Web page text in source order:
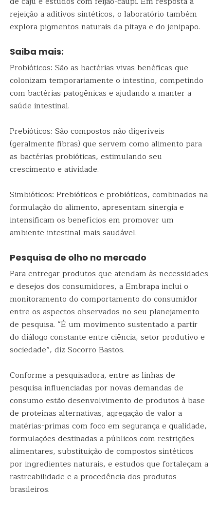
rejeição a aditivos sintéticos, o laboratório também
explora pigmentos naturais da pitaya e do jenipapo.
Saiba mais:
Probióticos: São as bactérias vivas benéficas que
colonizam temporariamente o intestino, competindo
com bactérias patogênicas e ajudando a manter a
saúde intestinal.
Prebióticos: São compostos não digeríveis
(geralmente fibras) que servem como alimento para
as bactérias probióticas, estimulando seu
crescimento e atividade.
Simbióticos: Prebióticos e probióticos, combinados na
formulação do alimento, apresentam sinergia e
intensificam os benefícios em promover um
ambiente intestinal mais saudável.
Pesquisa de olho no mercado
Para entregar produtos que atendam às necessidades
e desejos dos consumidores, a Embrapa inclui o
monitoramento do comportamento do consumidor
entre os aspectos observados no seu planejamento
de pesquisa. “É um movimento sustentado a partir
do diálogo constante entre ciência, setor produtivo e
sociedade”, diz Socorro Bastos.
Conforme a pesquisadora, entre as linhas de
pesquisa influenciadas por novas demandas de
consumo estão desenvolvimento de produtos à base
de proteínas alternativas, agregação de valor a
matérias-primas com foco em segurança e qualidade,
formulações destinadas a públicos com restrições
alimentares, substituição de compostos sintéticos
por ingredientes naturais, e estudos que fortaleçam a
rastreabilidade e a procedência dos produtos
brasileiros.